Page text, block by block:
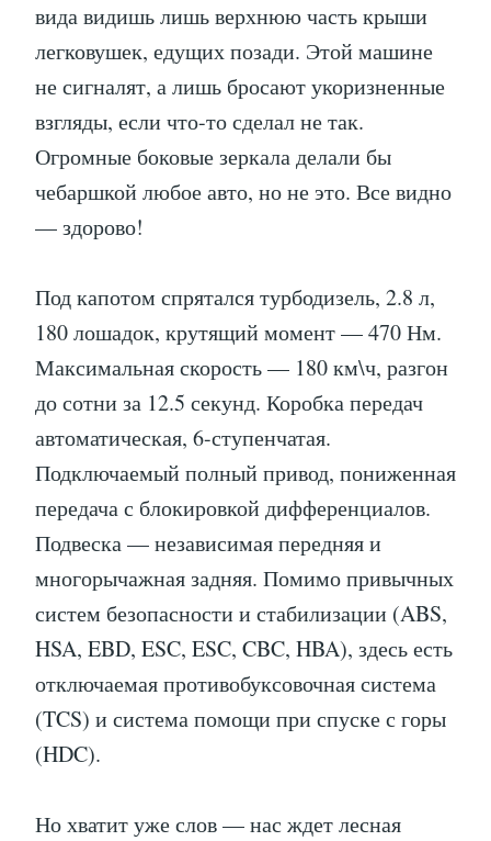
вида видишь лишь верхнюю часть крыши
легковушек, едущих позади. Этой машине
не сигналят, а лишь бросают укоризненные
взгляды, если что-то сделал не так.
Огромные боковые зеркала делали бы
чебаршкой любое авто, но не это. Все видно
— здорово!
Под капотом спрятался турбодизель, 2.8 л,
180 лошадок, крутящий момент — 470 Нм.
Максимальная скорость — 180 км\ч, разгон
до сотни за 12.5 секунд. Коробка передач
автоматическая, 6-ступенчатая.
Подключаемый полный привод, пониженная
передача с блокировкой дифференциалов.
Подвеска — независимая передняя и
многорычажная задняя. Помимо привычных
систем безопасности и стабилизации (ABS,
HSA, EBD, ESC, ESC, CBC, HBA), здесь есть
отключаемая противобуксовочная система
(TCS) и система помощи при спуске с горы
(HDC).
Но хватит уже слов — нас ждет лесная